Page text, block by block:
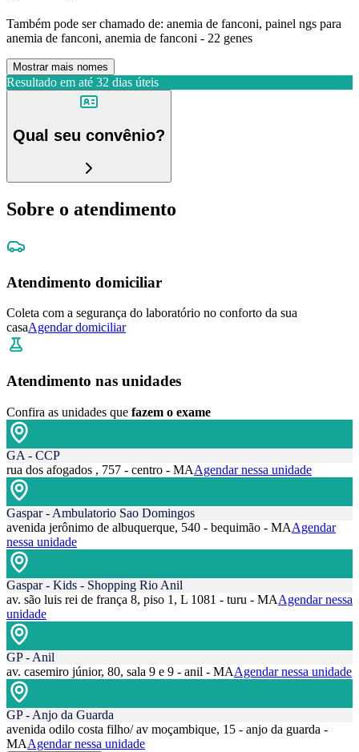
Também pode ser chamado de: anemia de fanconi, painel ngs para
anemia de fanconi, anemia de fanconi - 22 genes
Mostrar mais nomes
Resultado em até 32 dias úteis
Qual seu convênio?
Sobre o atendimento
Atendimento domiciliar
Coleta com a segurança do laboratório no conforto da sua
casaAgendar domiciliar
Atendimento nas unidades
Confira as unidades que fazem o exame
GA - CCP
rua dos afogados , 757 - centro - MAAgendar nessa unidade
Gaspar - Ambulatorio Sao Domingos
avenida jerônimo de albuquerque, 540 - bequimão - MAAgendar
nessa unidade
Gaspar - Kids - Shopping Rio Anil
av. são luis rei de frança 8, piso 1, L 1081 - turu - MAAgendar nessa
unidade
GP - Anil
av. casemiro júnior, 80, sala 9 e 9 - anil - MAAgendar nessa unidade
GP - Anjo da Guarda
avenida odilo costa filho/ av moçambique, 15 - anjo da guarda -
MAAgendar nessa unidade